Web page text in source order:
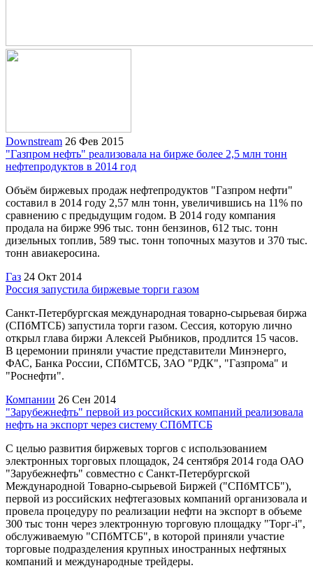
Downstream 26 Фев 2015
"Газпром нефть" реализовала на бирже более 2,5 млн тонн
нефтепродуктов в 2014 год
Объём биржевых продаж нефтепродуктов "Газпром нефти"
составил в 2014 году 2,57 млн тонн, увеличившись на 11% по
сравнению с предыдущим годом. В 2014 году компания
продала на бирже 996 тыс. тонн бензинов, 612 тыс. тонн
дизельных топлив, 589 тыс. тонн топочных мазутов и 370 тыс.
тонн авиакеросина.
Газ 24 Окт 2014
Россия запустила биржевые торги газом
Санкт-Петербургская международная товарно-сырьевая биржа
(СПбМТСБ) запустила торги газом. Сессия, которую лично
открыл глава биржи Алексей Рыбников, продлится 15 часов.
В церемонии приняли участие представители Минэнерго,
ФАС, Банка России, СПбМТСБ, ЗАО "РДК", "Газпрома" и
"Роснефти".
Компании 26 Сен 2014
"Зарубежнефть" первой из российских компаний реализовала
нефть на экспорт через систему СПбМТСБ
С целью развития биржевых торгов с использованием
электронных торговых площадок, 24 сентября 2014 года ОАО
"Зарубежнефть" совместно с Санкт-Петербургской
Международной Товарно-сырьевой Биржей ("СПбМТСБ"),
первой из российских нефтегазовых компаний организовала и
провела процедуру по реализации нефти на экспорт в объеме
300 тыс тонн через электронную торговую площадку "Торг-i",
обслуживаемую "СПбМТСБ", в которой приняли участие
торговые подразделения крупных иностранных нефтяных
компаний и международные трейдеры.